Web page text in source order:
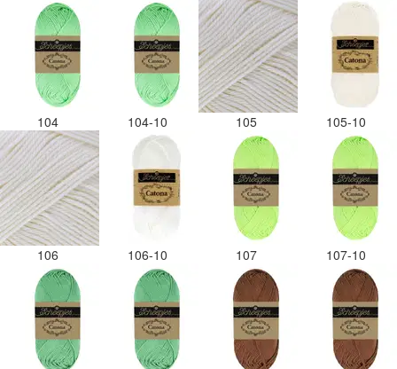
104 104-10 105 105-10
106 106-10 107 107-10